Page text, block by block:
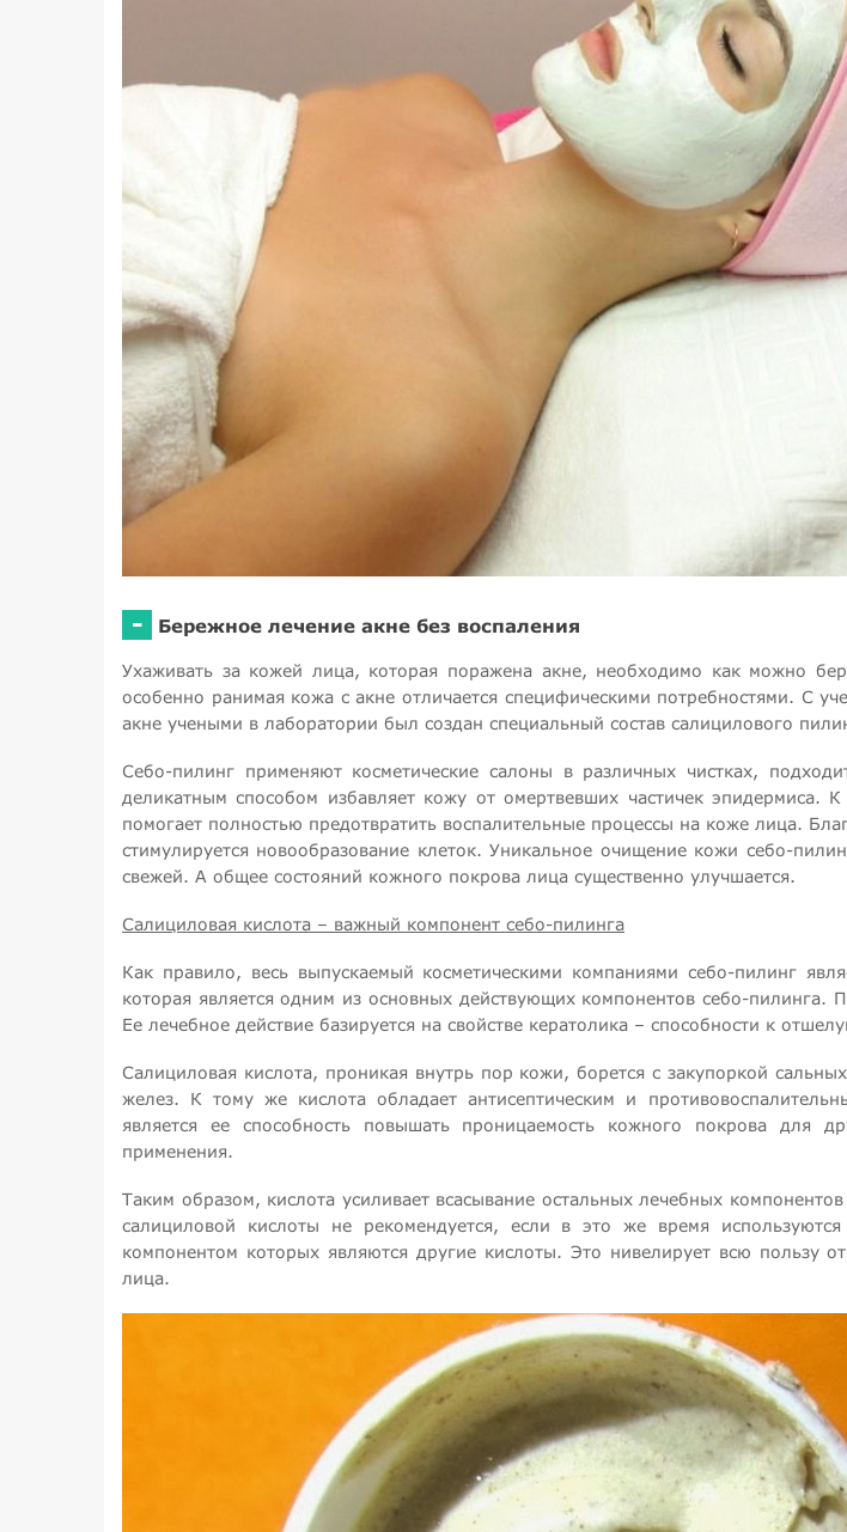
- Бережное лечение акне без воспаления
Ухаживать за кожей лица, которая поражена акне, необходимо как можно
особенно ранимая кожа с акне отличается специфическими потребностями. С
акне учеными в лаборатории был создан специальный состав салицилового
Себо-пилинг применяют косметические салоны в различных чистках,
деликатным способом избавляет кожу от омертвевших частичек
помогает полностью предотвратить воспалительные процессы на коже лица.
стимулируется новообразование клеток. Уникальное очищение кожи себо-
свежей. А общее состояний кожного покрова лица существенно улучшается.
Салициловая кислота – важный компонент себо-пилинга
Как правило, весь выпускаемый косметическими компаниями себо-пилинг
которая является одним из основных действующих компонентов себо-пилинга.
Ее лечебное действие базируется на свойстве кератолика – способности к
Салициловая кислота, проникая внутрь пор кожи, борется с закупоркой
желез. К тому же кислота обладает антисептическим и
является ее способность повышать проницаемость кожного покрова для
применения.
Таким образом, кислота усиливает всасывание остальных лечебных
салициловой кислоты не рекомендуется, если в это же время
компонентом которых являются другие кислоты. Это нивелирует всю пользу
лица.